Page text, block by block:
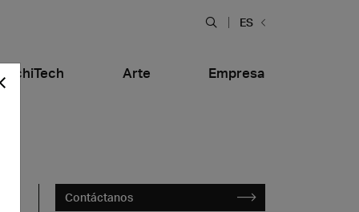
ES
ArchiTech Arte Empresa
Contáctanos